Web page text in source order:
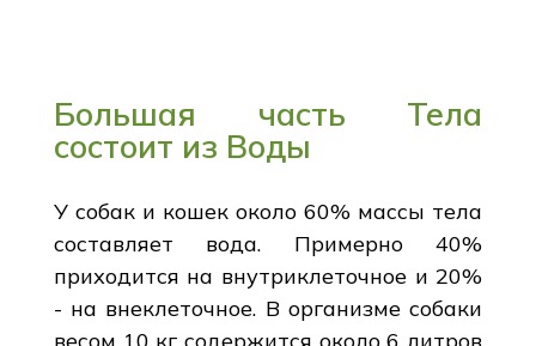
Большая часть Тела
состоит из Воды
У собак и кошек около 60% массы тела
составляет вода. Примерно 40%
приходится на внутриклеточное и 20%
- на внеклеточное. В организме собаки
весом 10 кг содержится около 6 литров